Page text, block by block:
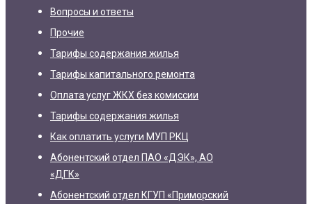
Вопросы и ответы
Прочие
Тарифы содержания жилья
Тарифы капитального ремонта
Оплата услуг ЖКХ без комиссии
Тарифы содержания жилья
Как оплатить услуги МУП РКЦ
Абонентский отдел ПАО «ДЭК», АО
«ДГК»
Абонентский отдел КГУП «Приморский